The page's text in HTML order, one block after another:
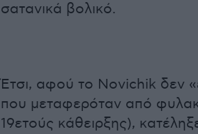
σατανικά βολικό.
Έτσι, αφού το Novichik δεν
που μεταφερόταν από
19ετούς κάθειρξης),